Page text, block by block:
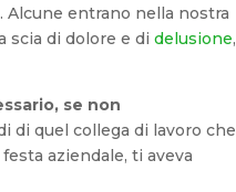
entrano nella nostra
scia di dolore e didelusione,
se non
di quel collega di lavoro che
aziendale, ti aveva